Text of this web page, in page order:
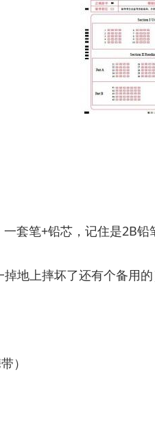
套笔+铅芯，记住是2B铅
地上摔坏了还有个备用的
）